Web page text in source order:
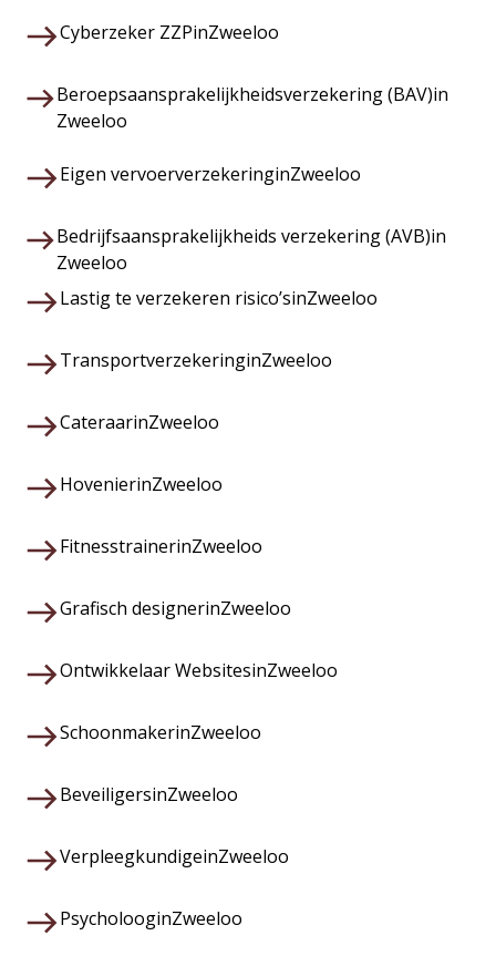
Cyberzeker ZZPinZweeloo
Beroepsaansprakelijkheidsverzekering (BAV)in
Zweeloo
Eigen vervoerverzekeringinZweeloo
Bedrijfsaansprakelijkheids verzekering (AVB)in
Zweeloo
Lastig te verzekeren risico’sinZweeloo
TransportverzekeringinZweeloo
CateraarinZweeloo
HovenierinZweeloo
FitnesstrainerinZweeloo
Grafisch designerinZweeloo
Ontwikkelaar WebsitesinZweeloo
SchoonmakerinZweeloo
BeveiligersinZweeloo
VerpleegkundigeinZweeloo
PsycholooginZweeloo